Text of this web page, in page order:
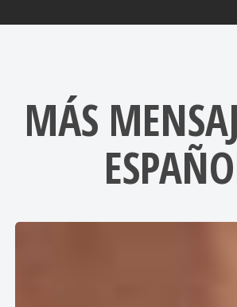
MÁS